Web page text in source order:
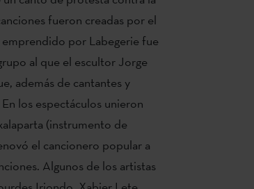
fueron creadas por el
por Labegerie fue
al que el escultor Jorge
además de cantantes y
los espectáculos unieron
(instrumento de
el cancionero popular a
Algunos de los artistas